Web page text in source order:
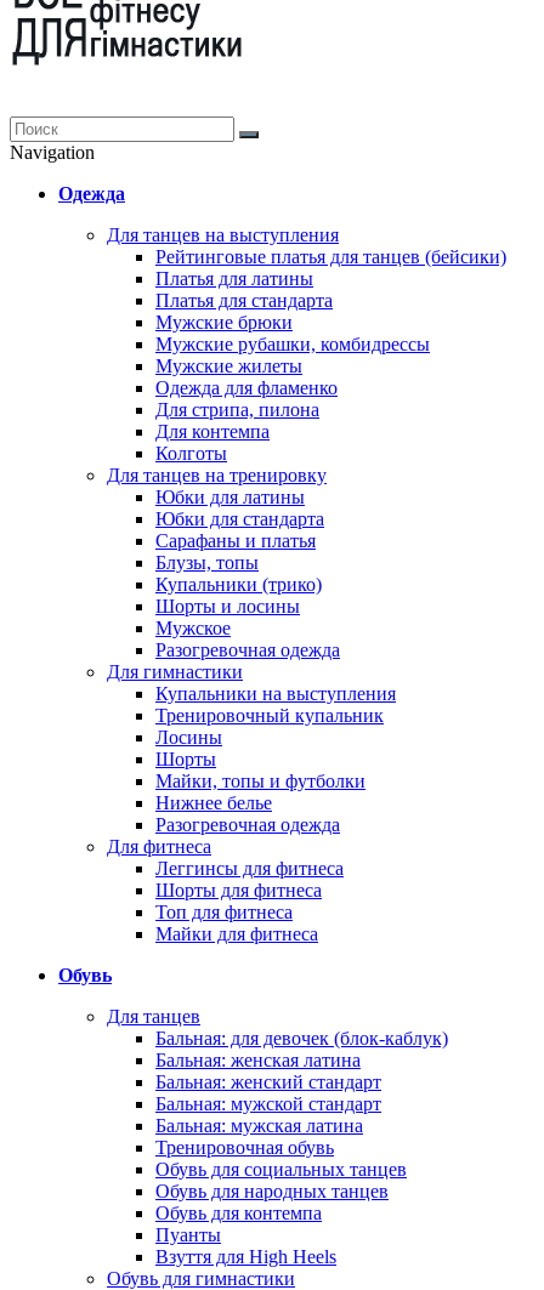
Navigation
Одежда
Для танцев на выступления
Рейтинговые платья для танцев (бейсики)
Платья для латины
Платья для стандарта
Мужские брюки
Мужские рубашки, комбидрессы
Мужские жилеты
Одежда для фламенко
Для стрипа, пилона
Для контемпа
Колготы
Для танцев на тренировку
Юбки для латины
Юбки для стандарта
Сарафаны и платья
Блузы, топы
Купальники (трико)
Шорты и лосины
Мужское
Разогревочная одежда
Для гимнастики
Купальники на выступления
Тренировочный купальник
Лосины
Шорты
Майки, топы и футболки
Нижнее белье
Разогревочная одежда
Для фитнеса
Леггинсы для фитнеса
Шорты для фитнеса
Топ для фитнеса
Майки для фитнеса
Обувь
Для танцев
Бальная: для девочек (блок-каблук)
Бальная: женская латина
Бальная: женский стандарт
Бальная: мужской стандарт
Бальная: мужская латина
Тренировочная обувь
Обувь для социальных танцев
Обувь для народных танцев
Обувь для контемпа
Пуанты
Взуття для High Heels
Обувь для гимнастики